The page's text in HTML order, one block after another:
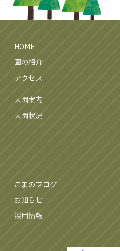
HOME
園の紹介
アクセス
入園案内
入園状況
こまのブログ
お知らせ
採用情報